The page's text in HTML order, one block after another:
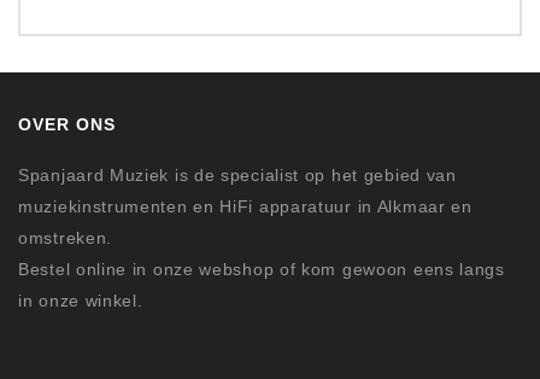
OVER ONS
Spanjaard Muziek is de specialist op het gebied van
muziekinstrumenten en HiFi apparatuur in Alkmaar en
omstreken.
Bestel online in onze webshop of kom gewoon eens langs
in onze winkel.